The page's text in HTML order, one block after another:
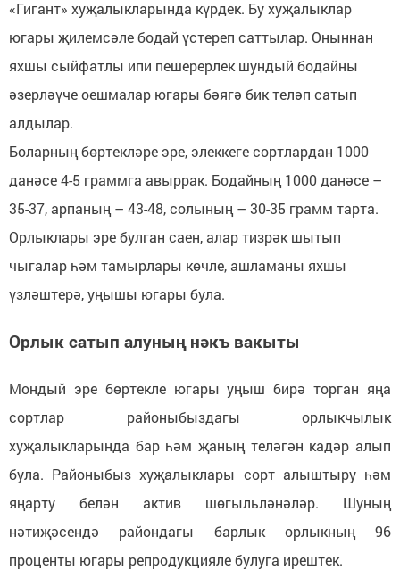
«Гигант» хуҗалыкларында күрдек. Бу хуҗалыклар
югары җилемсәле бодай үстереп саттылар. Оныннан
яхшы сыйфатлы ипи пешерерлек шундый бодайны
әзерләүче оешмалар югары бәягә бик теләп сатып
алдылар.
Боларның бөртекләре эре, элеккеге сортлардан 1000
данәсе 4-5 граммга авыррак. Бодайның 1000 данәсе –
35-37, арпаның – 43-48, солының – 30-35 грамм тарта.
Орлыклары эре булган саен, алар тизрәк шытып
чыгалар һәм тамырлары көчле, ашламаны яхшы
үзләштерә, уңышы югары була.
Орлык сатып алуның нәкъ вакыты
Мондый эре бөртекле югары уңыш бирә торган яңа
сортлар районыбыздагы орлыкчылык
хуҗалыкларында бар һәм җаның теләгән кадәр алып
була. Районыбыз хуҗалыклары сорт алыштыру һәм
яңарту белән актив шөгыльләнәләр. Шуның
нәтиҗәсендә райондагы барлык орлыкның 96
проценты югары репродукцияле булуга ирештек.